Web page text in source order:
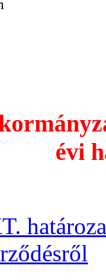
évi